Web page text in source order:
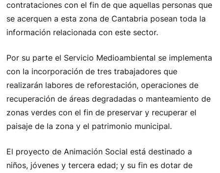
contrataciones con el fin de que aquellas personas que
se acerquen a esta zona de Cantabria posean toda la
información relacionada con este sector.
Por su parte el Servicio Medioambiental se implementa
con la incorporación de tres trabajadores que
realizarán labores de reforestación, operaciones de
recuperación de áreas degradadas o manteamiento de
zonas verdes con el fin de preservar y recuperar el
paisaje de la zona y el patrimonio municipal.
El proyecto de Animación Social está destinado a
niños, jóvenes y tercera edad; y su fin es dotar de